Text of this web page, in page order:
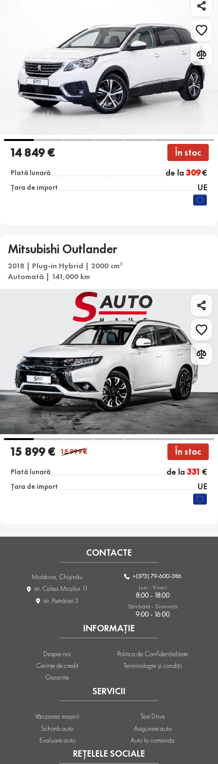
14 849 € În stoc
Plată lunară de la309€
Țara de import UE
Mitsubishi Outlander
2018 | Plug-in Hybrid | 2000 cm3
Automată | 141,000 km
15 899 € 15 999€ În stoc
Plată lunară de la331 €
Țara de import UE
SERVICII
Vânzarea mașinii
Schimb auto
Evaluare auto
Test Drive
Asigurare auto
Auto la comanda
INFORMAȚIE
Despre noi
Cerințe de credit
Garanție
Politica de Confidențialitate
Terminologie și condiții
CONTACTE
Moldova, Chişinău
str. Calea Moşilor 11
str. Pietrăriei 3
+(373) 79-600-386
Luni - Vineri
8:00 - 18:00
Sâmbătă - Duminică
9:00 - 16:00
REȚELELE SOCIALE